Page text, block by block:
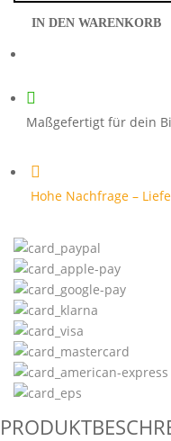
limegreen
auf
Maschine
Menge
IN DEN WARENKORB

Maßgefertigt für dein

Hohe Nachfrage –